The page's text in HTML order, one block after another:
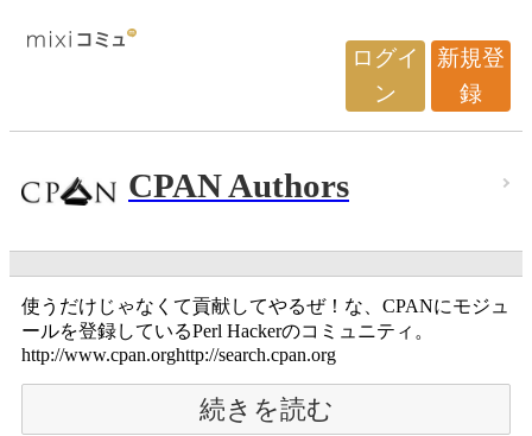
ログイ
ン
新規登
録
CPAN Authors
使うだけじゃなくて貢献してやるぜ！な、CPANにモジュ
ールを登録しているPerl Hackerのコミュニティ。
http://www.cpan.orghttp://search.cpan.org
続きを読む